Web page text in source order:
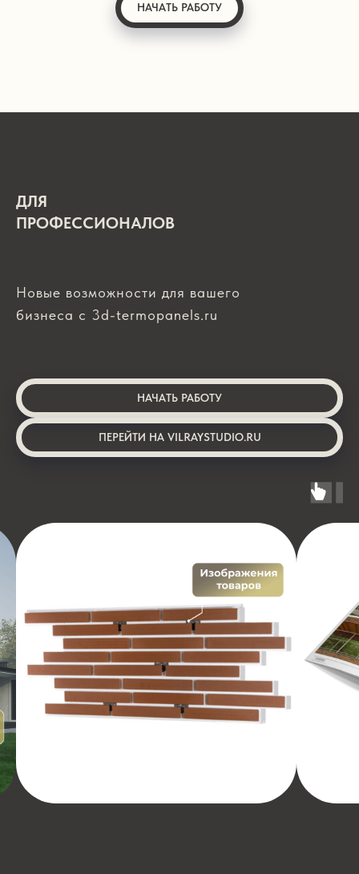
НАЧАТЬ РАБОТУ
ДЛЯ
ПРОФЕССИОНАЛОВ
Новые возможности для вашего
бизнеса с 3d-termopanels.ru
НАЧАТЬ РАБОТУ
ПЕРЕЙТИ НА VILRAYSTUDIO.RU